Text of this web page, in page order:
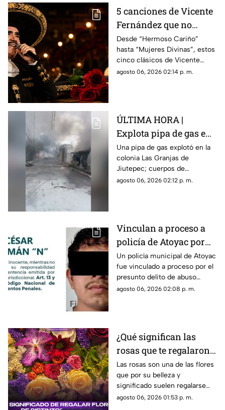
5 canciones de Vicente
Fernández que no
pueden faltar en una
serenata
Desde “Hermoso Cariño”
hasta “Mujeres Divinas”, estos
cinco clásicos de Vicente
Fernández son una apuesta
agosto 06, 2026 02:14 p. m.
ÚLTIMA HORA |
Explota pipa de gas en
colonia Las Granjas;
esto se sabe del
incendio en Jiutepec
Una pipa de gas explotó en la
colonia Las Granjas de
Jiutepec; cuerpos de
emergencia se movilizaron al
agosto 06, 2026 02:12 p. m.
Vinculan a proceso a
policía de Atoyac por
presunto 4BUS0
S3XU4L infantil
Un policía municipal de Atoyac
fue vinculado a proceso por el
presunto delito de abuso
sexual infantil contra una
agosto 06, 2026 02:08 p. m.
¿Qué significan las
rosas que te regalaron?
El mensaje oculto
detrás de cada color
Las rosas son una de las flores
que por su belleza y
significado suelen regalarse
con más frecuencia, pero
agosto 06, 2026 01:53 p. m.